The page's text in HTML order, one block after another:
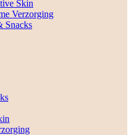
Skin
Verzorging
Snacks